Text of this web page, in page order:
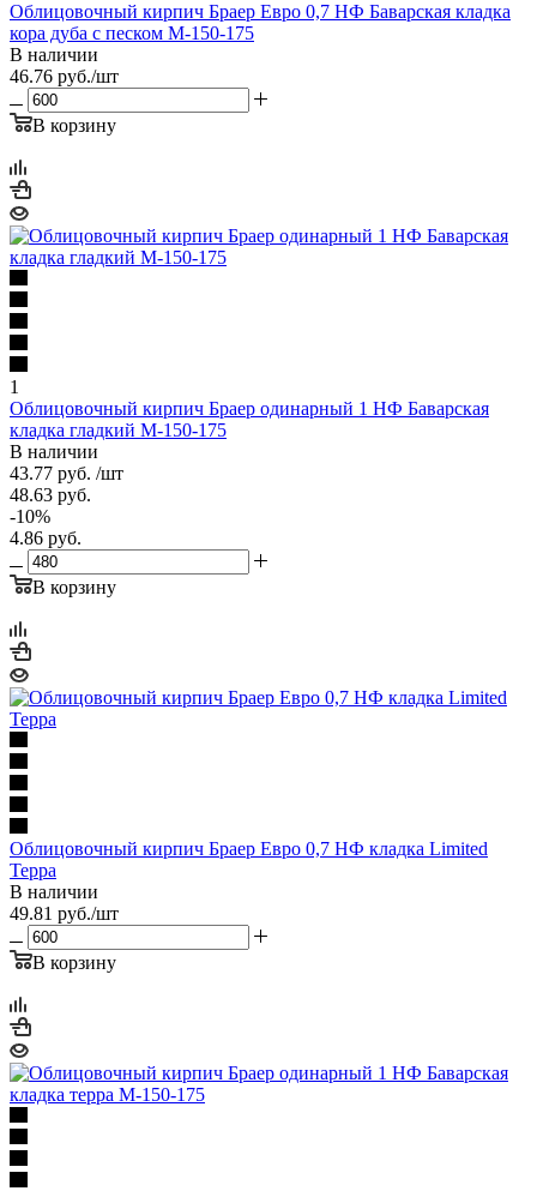
Облицовочный кирпич Браер Евро 0,7 НФ Баварская кладка
кора дуба с песком М-150-175
В наличии
46.76 руб./шт
В корзину
1
Облицовочный кирпич Браер одинарный 1 НФ Баварская
кладка гладкий М-150-175
В наличии
43.77 руб. /шт
48.63 руб.
-10%
4.86 руб.
В корзину
Облицовочный кирпич Браер Евро 0,7 НФ кладка Limited
Терра
В наличии
49.81 руб./шт
В корзину